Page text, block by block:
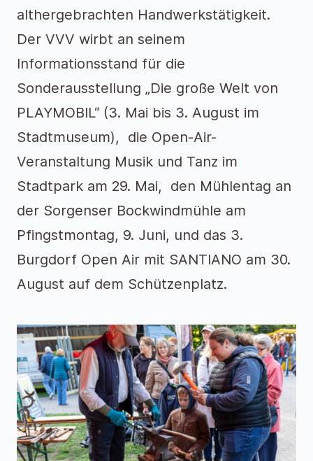
althergebrachten Handwerkstätigkeit.
Der VVV wirbt an seinem
Informationsstand für die
Sonderausstellung „Die große Welt von
PLAYMOBIL“ (3. Mai bis 3. August im
Stadtmuseum), die Open-Air-
Veranstaltung Musik und Tanz im
Stadtpark am 29. Mai, den Mühlentag an
der Sorgenser Bockwindmühle am
Pfingstmontag, 9. Juni, und das 3.
Burgdorf Open Air mit SANTIANO am 30.
August auf dem Schützenplatz.